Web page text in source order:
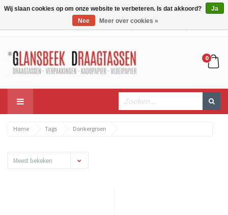
0
Home Tags Donkergroen
Meest bekeken
Wij slaan cookies op om onze website te verbeteren. Is dat akkoord?
Ja
Nee
Meer over cookies »